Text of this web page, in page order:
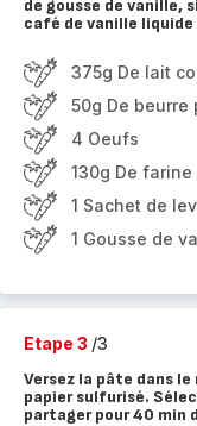
de gousse de vanille,
café de vanille liquide
375g De lait
50g De beurre
4 Oeufs
130g De farine
1 Sachet de
1 Gousse de
Etape 3 /3
Versez la pâte dans
papier sulfurisé.
partager pour 40 min